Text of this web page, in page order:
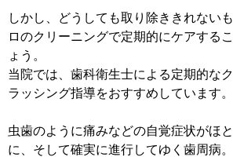
しかし、どうしても取り除ききれない
ロのクリーニングで定期的にケアする
ょう。
当院では、歯科衛生士による定期的な
ラッシング指導をおすすめしています。
虫歯のように痛みなどの自覚症状がほ
に、そして確実に進行してゆく歯周病。